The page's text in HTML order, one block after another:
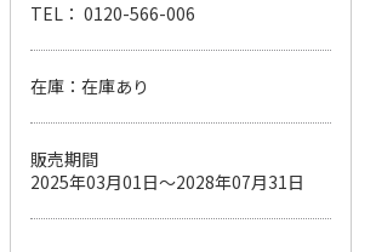
TEL： 0120-566-006
在庫：在庫あり
販売期間
2025年03月01日～2028年07月31日